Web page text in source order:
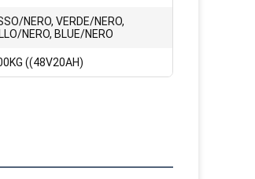
NERO, VERDE/NERO,
NERO, BLUE/NERO
((48V20AH)